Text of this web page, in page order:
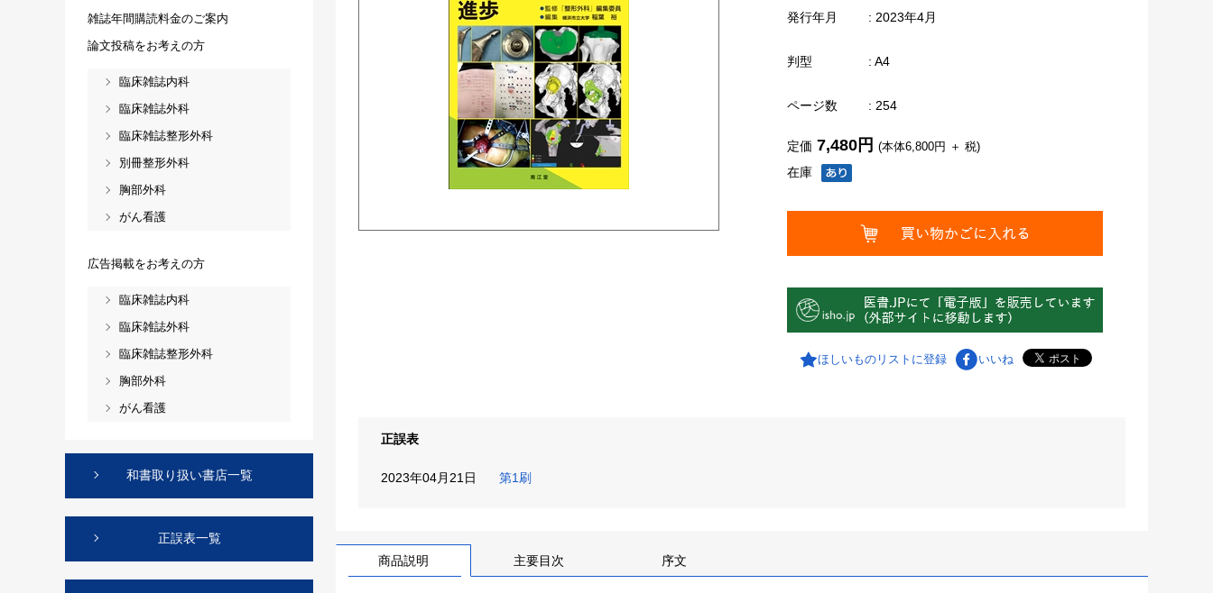
発行年月 : 2023年4月
判型 : A4
ページ数 : 254
在庫
定価 7,480円 (本体6,800円 ＋ 税)
ほしいものリストに登録 いいね
正誤表
2023年04月21日 第1刷
商品説明 主要目次 序文
雑誌年間購読料金のご案内
論文投稿をお考えの方
臨床雑誌内科
臨床雑誌外科
臨床雑誌整形外科
別冊整形外科
胸部外科
がん看護
広告掲載をお考えの方
臨床雑誌内科
臨床雑誌外科
臨床雑誌整形外科
胸部外科
がん看護
和書取り扱い書店一覧
正誤表一覧